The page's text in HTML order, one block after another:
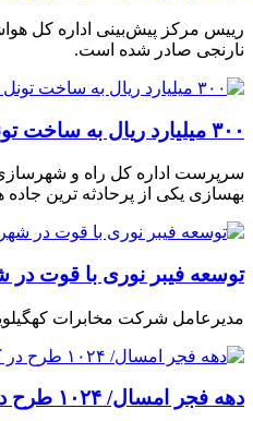
رییس مرکز پیش‌بینی اداره کل
نارنجی صادر شده است.
۳۰۰ میلیارد ریال به ساخت تونل های جاده یاسوج به سی سخت اختصاص یافت
بهسازی یکی از پرحادثه ترین
توسعه فیبر نوری با قوت در
مدیرعامل شرکت مخابرات
دهه فجر امسال/ ۱۰۲۴ طرح در کهگیلویه و بویراحمد افتتاح یا کلنگ زنی می شود